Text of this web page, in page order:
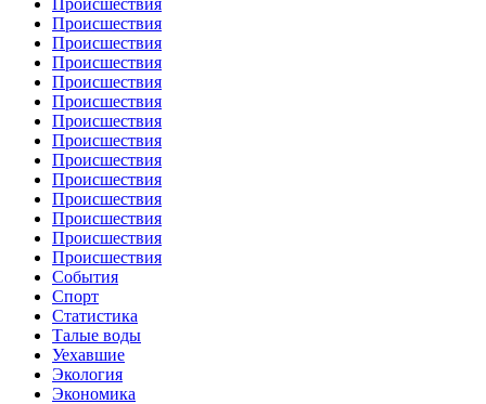
Происшествия
Происшествия
Происшествия
Происшествия
Происшествия
Происшествия
Происшествия
Происшествия
Происшествия
Происшествия
Происшествия
Происшествия
Происшествия
События
Спорт
Статистика
Талые воды
Уехавшие
Экология
Экономика